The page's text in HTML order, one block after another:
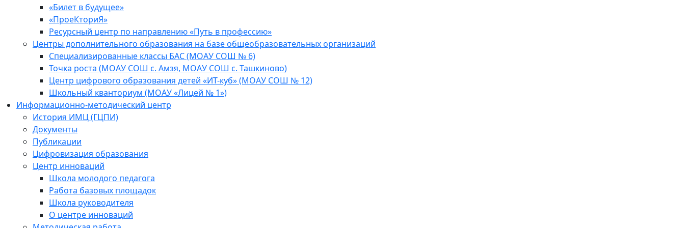
«Билет в будущее»
«ПроеКториЯ»
Ресурсный центр по направлению «Путь в профессию»
Центры дополнительного образования на базе общеобразовательных организаций
Специализированные классы БАС (МОАУ СОШ № 6)
Точка роста (МОАУ СОШ с. Амзя, МОАУ СОШ с. Ташкиново)
Центр цифрового образования детей «ИТ-куб» (МОАУ СОШ № 12)
Школьный кванториум (МОАУ «Лицей № 1»)
Информационно-методический центр
История ИМЦ (ГЦПИ)
Документы
Публикации
Цифровизация образования
Центр инноваций
Школа молодого педагога
Работа базовых площадок
Школа руководителя
О центре инноваций